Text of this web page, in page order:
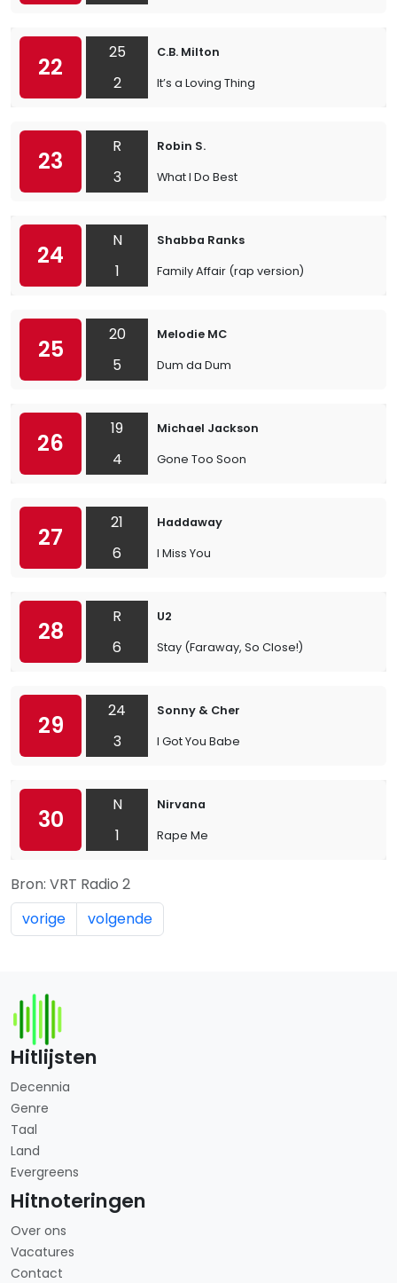
22
25
2
C.B. Milton
It’s a Loving Thing
23
R
3
Robin S.
What I Do Best
24
N
1
Shabba Ranks
Family Affair (rap version)
25
20
5
Melodie MC
Dum da Dum
26
19
4
Michael Jackson
Gone Too Soon
27
21
6
Haddaway
I Miss You
28
R
6
U2
Stay (Faraway, So Close!)
29
24
3
Sonny & Cher
I Got You Babe
30
N
1
Nirvana
Rape Me
Bron: VRT Radio 2
vorige
volgende
Hitlijsten
Decennia
Genre
Taal
Land
Evergreens
Hitnoteringen
Over ons
Vacatures
Contact